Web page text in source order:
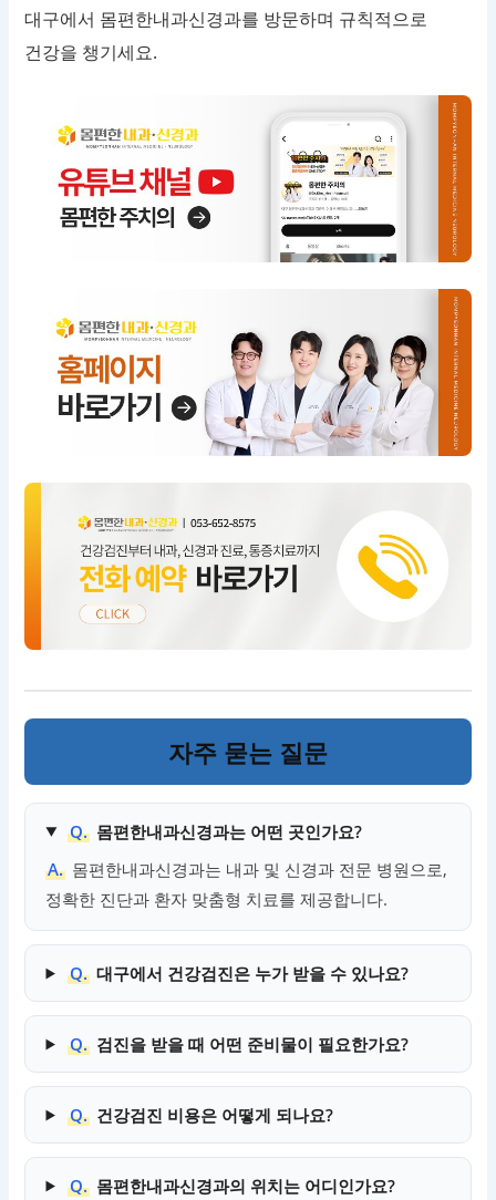
대구에서 몸편한내과신경과를 방문하며 규칙적으로
건강을 챙기세요.
자주 묻는 질문
Q. 몸편한내과신경과는 어떤 곳인가요?
A. 몸편한내과신경과는 내과 및 신경과 전문 병원으로,
정확한 진단과 환자 맞춤형 치료를 제공합니다.
Q. 대구에서 건강검진은 누가 받을 수 있나요?
Q. 검진을 받을 때 어떤 준비물이 필요한가요?
Q. 건강검진 비용은 어떻게 되나요?
Q. 몸편한내과신경과의 위치는 어디인가요?